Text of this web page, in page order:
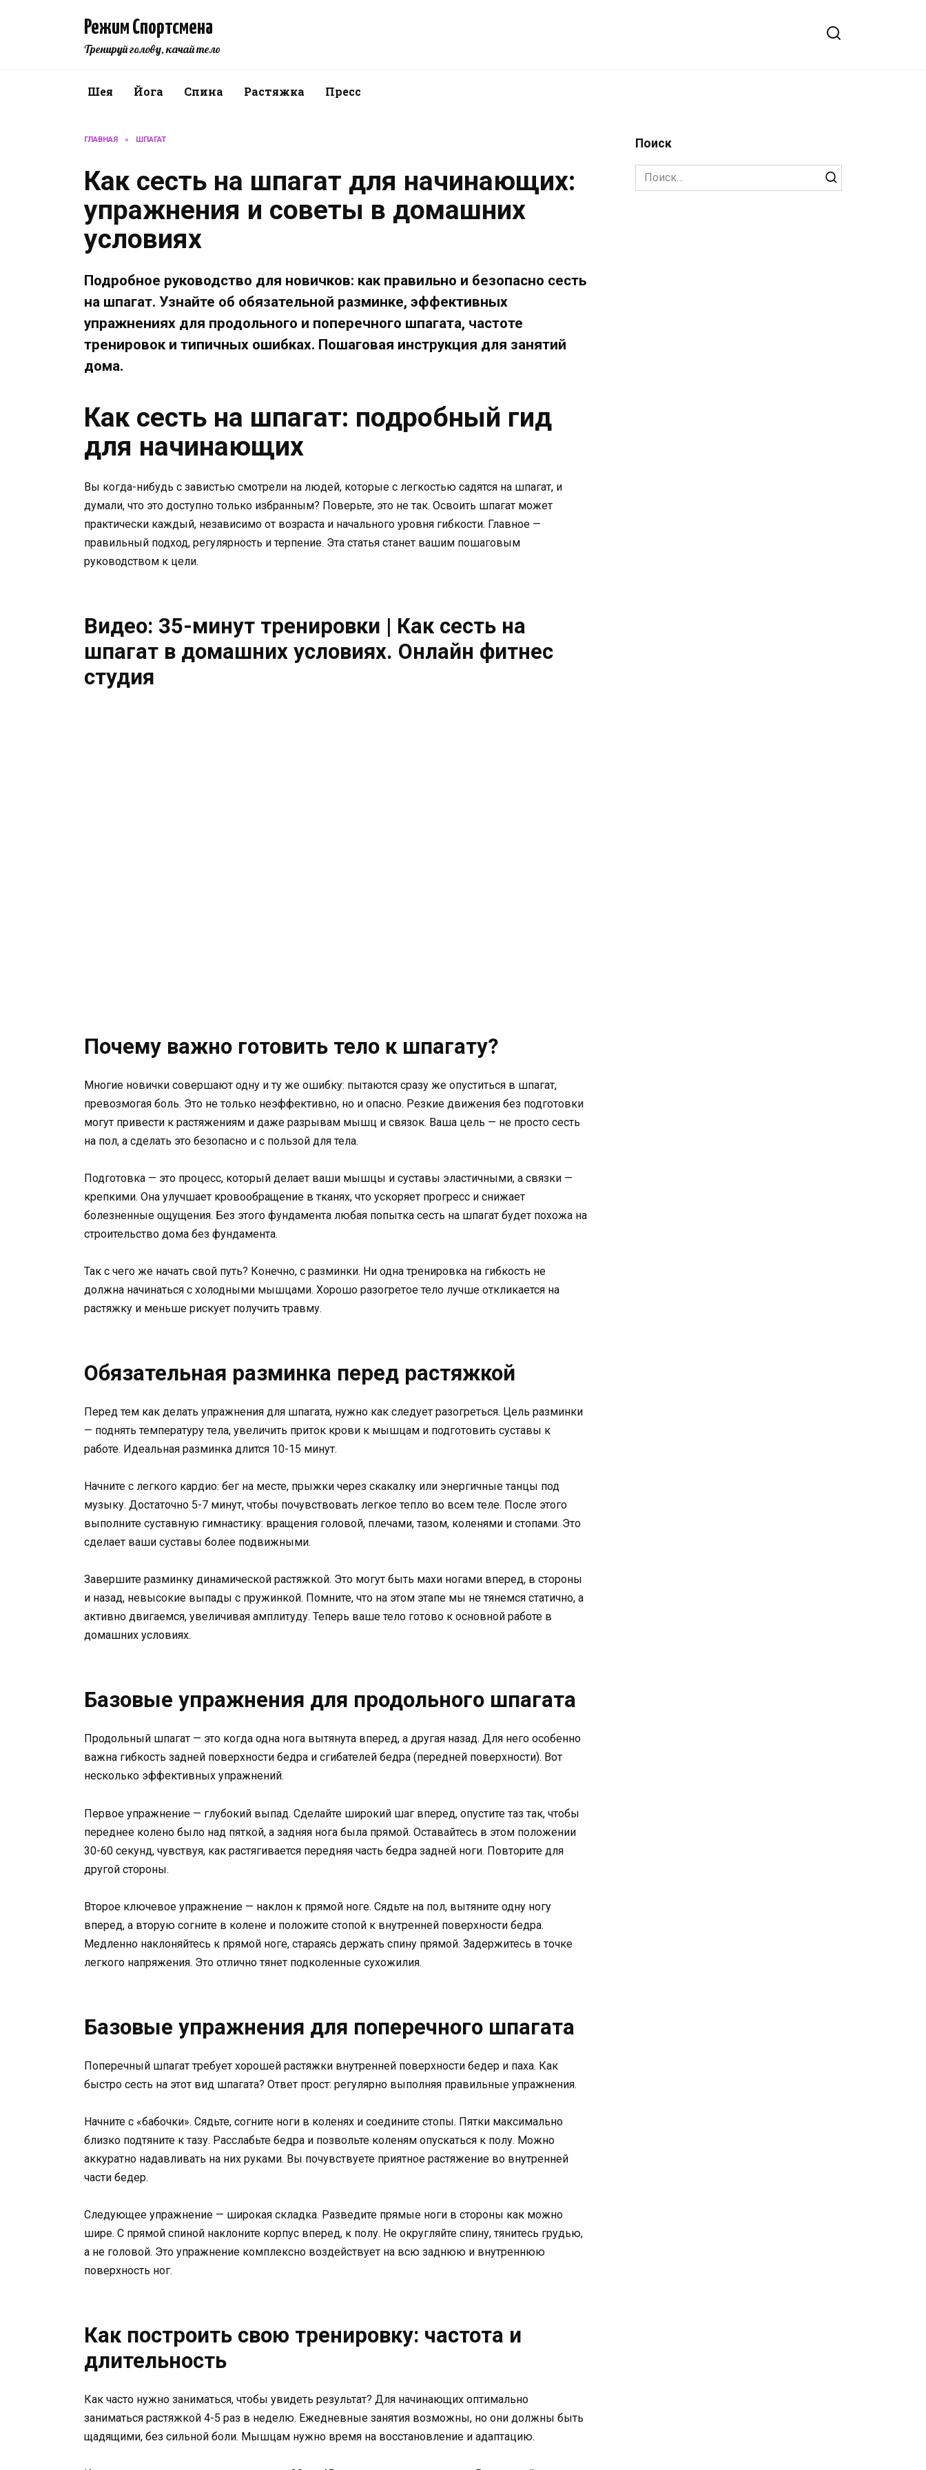
Режим Спортсмена
Тренируй голову, качай тело
Шея Йога Спина Растяжка Пресс
ГЛАВНАЯ » ШПАГАТ
Как сесть на шпагат для начинающих:
упражнения и советы в домашних
условиях
Подробное руководство для новичков: как правильно и безопасно сесть
на шпагат. Узнайте об обязательной разминке, эффективных
упражнениях для продольного и поперечного шпагата, частоте
тренировок и типичных ошибках. Пошаговая инструкция для занятий
дома.
Как сесть на шпагат: подробный гид
для начинающих
Вы когда-нибудь с завистью смотрели на людей, которые с легкостью садятся на шпагат, и
думали, что это доступно только избранным? Поверьте, это не так. Освоить шпагат может
практически каждый, независимо от возраста и начального уровня гибкости. Главное —
правильный подход, регулярность и терпение. Эта статья станет вашим пошаговым
руководством к цели.
Видео: 35-минут тренировки | Как сесть на
шпагат в домашних условиях. Онлайн фитнес
студия
Почему важно готовить тело к шпагату?
Многие новички совершают одну и ту же ошибку: пытаются сразу же опуститься в шпагат,
превозмогая боль. Это не только неэффективно, но и опасно. Резкие движения без подготовки
могут привести к растяжениям и даже разрывам мышц и связок. Ваша цель — не просто сесть
на пол, а сделать это безопасно и с пользой для тела.
Подготовка — это процесс, который делает ваши мышцы и суставы эластичными, а связки —
крепкими. Она улучшает кровообращение в тканях, что ускоряет прогресс и снижает
болезненные ощущения. Без этого фундамента любая попытка сесть на шпагат будет похожа на
строительство дома без фундамента.
Так с чего же начать свой путь? Конечно, с разминки. Ни одна тренировка на гибкость не
должна начинаться с холодными мышцами. Хорошо разогретое тело лучше откликается на
растяжку и меньше рискует получить травму.
Обязательная разминка перед растяжкой
Перед тем как делать упражнения для шпагата, нужно как следует разогреться. Цель разминки
— поднять температуру тела, увеличить приток крови к мышцам и подготовить суставы к
работе. Идеальная разминка длится 10-15 минут.
Начните с легкого кардио: бег на месте, прыжки через скакалку или энергичные танцы под
музыку. Достаточно 5-7 минут, чтобы почувствовать легкое тепло во всем теле. После этого
выполните суставную гимнастику: вращения головой, плечами, тазом, коленями и стопами. Это
сделает ваши суставы более подвижными.
Завершите разминку динамической растяжкой. Это могут быть махи ногами вперед, в стороны
и назад, невысокие выпады с пружинкой. Помните, что на этом этапе мы не тянемся статично, а
активно двигаемся, увеличивая амплитуду. Теперь ваше тело готово к основной работе в
домашних условиях.
Базовые упражнения для продольного шпагата
Продольный шпагат — это когда одна нога вытянута вперед, а другая назад. Для него особенно
важна гибкость задней поверхности бедра и сгибателей бедра (передней поверхности). Вот
несколько эффективных упражнений.
Первое упражнение — глубокий выпад. Сделайте широкий шаг вперед, опустите таз так, чтобы
переднее колено было над пяткой, а задняя нога была прямой. Оставайтесь в этом положении
30-60 секунд, чувствуя, как растягивается передняя часть бедра задней ноги. Повторите для
другой стороны.
Второе ключевое упражнение — наклон к прямой ноге. Сядьте на пол, вытяните одну ногу
вперед, а вторую согните в колене и положите стопой к внутренней поверхности бедра.
Медленно наклоняйтесь к прямой ноге, стараясь держать спину прямой. Задержитесь в точке
легкого напряжения. Это отлично тянет подколенные сухожилия.
Базовые упражнения для поперечного шпагата
Поперечный шпагат требует хорошей растяжки внутренней поверхности бедер и паха. Как
быстро сесть на этот вид шпагата? Ответ прост: регулярно выполняя правильные упражнения.
Начните с «бабочки». Сядьте, согните ноги в коленях и соедините стопы. Пятки максимально
близко подтяните к тазу. Расслабьте бедра и позвольте коленям опускаться к полу. Можно
аккуратно надавливать на них руками. Вы почувствуете приятное растяжение во внутренней
части бедер.
Следующее упражнение — широкая складка. Разведите прямые ноги в стороны как можно
шире. С прямой спиной наклоните корпус вперед, к полу. Не округляйте спину, тянитесь грудью,
а не головой. Это упражнение комплексно воздействует на всю заднюю и внутреннюю
поверхность ног.
Как построить свою тренировку: частота и
длительность
Как часто нужно заниматься, чтобы увидеть результат? Для начинающих оптимально
заниматься растяжкой 4-5 раз в неделю. Ежедневные занятия возможны, но они должны быть
щадящими, без сильной боли. Мышцам нужно время на восстановление и адаптацию.
Поиск
Search
for: